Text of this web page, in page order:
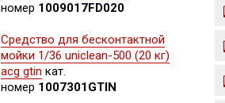
номер 1009017FD020
Средство для бесконтактной
мойки 1/36 uniclean-500 (20 кг)
acg gtin кат.
номер 1007301GTIN